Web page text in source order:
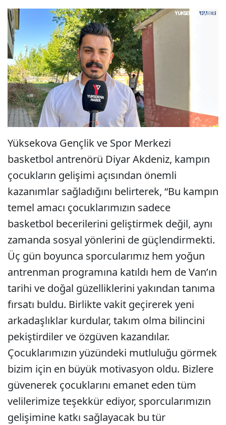
Yüksekova Gençlik ve Spor Merkezi
basketbol antrenörü Diyar Akdeniz, kampın
çocukların gelişimi açısından önemli
kazanımlar sağladığını belirterek, “Bu kampın
temel amacı çocuklarımızın sadece
basketbol becerilerini geliştirmek değil, aynı
zamanda sosyal yönlerini de güçlendirmekti.
Üç gün boyunca sporcularımız hem yoğun
antrenman programına katıldı hem de Van’ın
tarihi ve doğal güzelliklerini yakından tanıma
fırsatı buldu. Birlikte vakit geçirerek yeni
arkadaşlıklar kurdular, takım olma bilincini
pekiştirdiler ve özgüven kazandılar.
Çocuklarımızın yüzündeki mutluluğu görmek
bizim için en büyük motivasyon oldu. Bizlere
güvenerek çocuklarını emanet eden tüm
velilerimize teşekkür ediyor, sporcularımızın
gelişimine katkı sağlayacak bu tür